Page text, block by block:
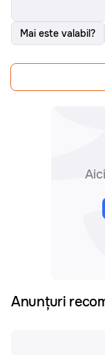
Mai este valabil?
Anunțuri